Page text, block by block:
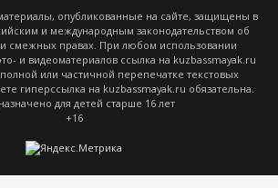
опубликованные на сайте, защищены в
и международным законодательством об
смежных правах. При любом использовании
и видеоматериалов ссылка на kuzbassmayak.ru
или частичной перепечатке текстовых
гиперссылка на kuzbassmayak.ru обязательна.
для детей старше 16 лет
+16